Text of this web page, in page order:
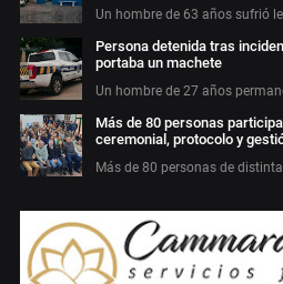
Un hombre de 63 años sufrió
Persona detenida tras
portaba un machete
Un hombre de 27 años
Más de 80 personas
ceremonial, protocolo y
Más de 80 personas de